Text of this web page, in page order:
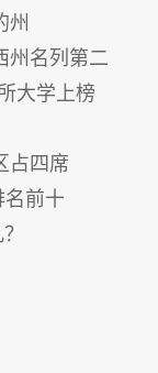
州
州名列第二
大学上榜
占四席
前十